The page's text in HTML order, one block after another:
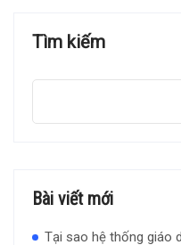
Tìm kiếm
Bài viết mới
Tại sao hệ thống giáo